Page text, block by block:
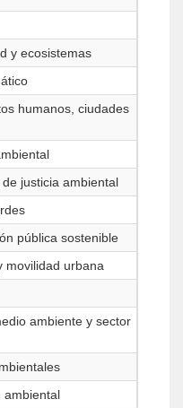
y ecosistemas
humanos, ciudades
justicia ambiental
pública sostenible
movilidad urbana
ambiente y sector
ambiental